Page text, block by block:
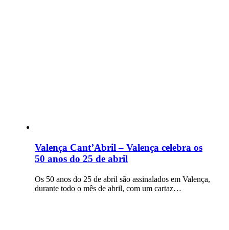
Valença Cant’Abril – Valença celebra os
50 anos do 25 de abril
Os 50 anos do 25 de abril são assinalados em Valença,
durante todo o mês de abril, com um cartaz…